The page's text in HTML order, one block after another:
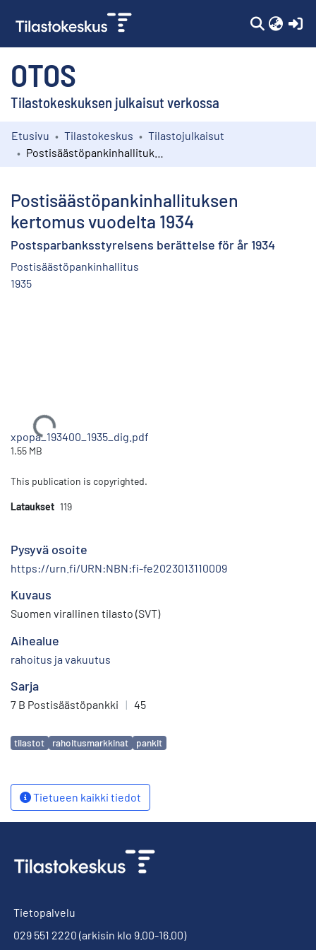
OTOS
Tilastokeskuksen julkaisut verkossa
Kokoelmat
Etusivu Tilastokeskus
Tilastojulkaisut
Postisäästöpankinhallituksen
kertomus vuodelta 1934
Postsparbanksstyrelsens berättelse för år 1934
Postisäästöpankinhallitus
1935
Ladataan...
xpopa_193400_1935_dig.pdf
1.55 MB
This publication is copyrighted.
Lataukset 119
Pysyvä osoite
https://urn.fi/URN:NBN:fi-fe2023013110009
Kuvaus
Suomen virallinen tilasto (SVT)
Aihealue
rahoitus ja vakuutus
Sarja
7 B Postisäästöpankki | 45
Avainsanat
tilastot rahoitusmarkkinat pankit
Tietueen kaikki tiedot
Tietopalvelu
029 551 2220 (arkisin klo 9.00-16.00)